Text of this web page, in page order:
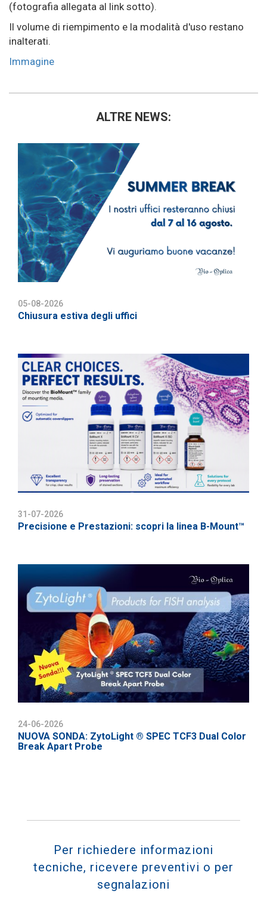
(fotografia allegata al link sotto).
Il volume di riempimento e la modalità d'uso restano
inalterati.
Immagine
ALTRE NEWS:
05-08-2026
Chiusura estiva degli uffici
31-07-2026
Precisione e Prestazioni: scopri la linea B-Mount™
24-06-2026
NUOVA SONDA: ZytoLight ® SPEC TCF3 Dual Color
Break Apart Probe
Per richiedere informazioni
tecniche, ricevere preventivi o per
segnalazioni